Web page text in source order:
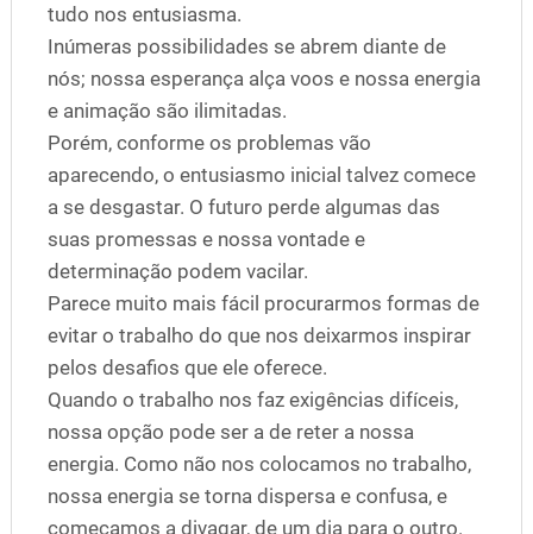
tudo nos entusiasma.
Inúmeras possibilidades se abrem diante de
nós; nossa esperança alça voos e nossa energia
e animação são ilimitadas.
Porém, conforme os problemas vão
aparecendo, o entusiasmo inicial talvez comece
a se desgastar. O futuro perde algumas das
suas promessas e nossa vontade e
determinação podem vacilar.
Parece muito mais fácil procurarmos formas de
evitar o trabalho do que nos deixarmos inspirar
pelos desafios que ele oferece.
Quando o trabalho nos faz exigências difíceis,
nossa opção pode ser a de reter a nossa
energia. Como não nos colocamos no trabalho,
nossa energia se torna dispersa e confusa, e
começamos a divagar, de um dia para o outro.